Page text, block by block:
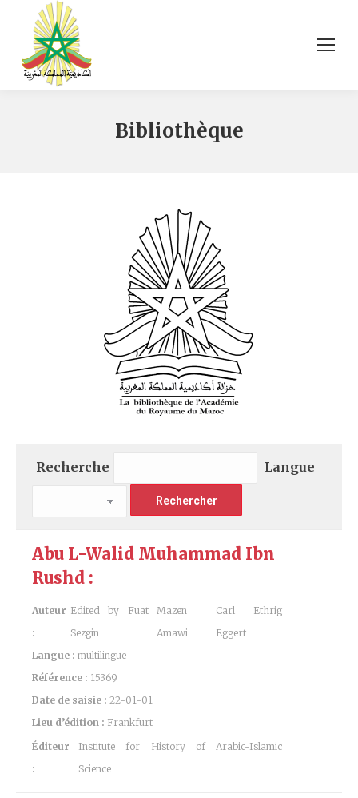
Bibliothèque
Recherche Langue
Abu L-Walid Muhammad Ibn
Rushd :
Auteur
:
Edited by Fuat
Sezgin
Mazen
Amawi
Carl Ethrig
Eggert
Langue : multilingue
Référence : 15369
Date de saisie : 22-01-01
Lieu d’édition : Frankfurt
Éditeur
:
Institute for History of Arabic-Islamic
Science